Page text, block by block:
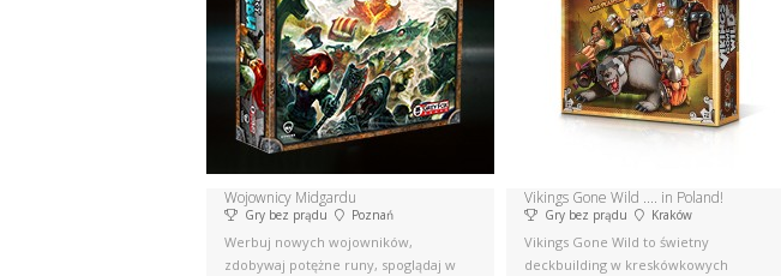
Wojownicy Midgardu
Gry bez prądu Poznań
Werbuj nowych wojowników,
zdobywaj potężne runy, spoglądaj w
Vikings Gone Wild .... in Poland!
Gry bez prądu Kraków
Vikings Gone Wild to świetny
deckbuilding w kreskówkowych